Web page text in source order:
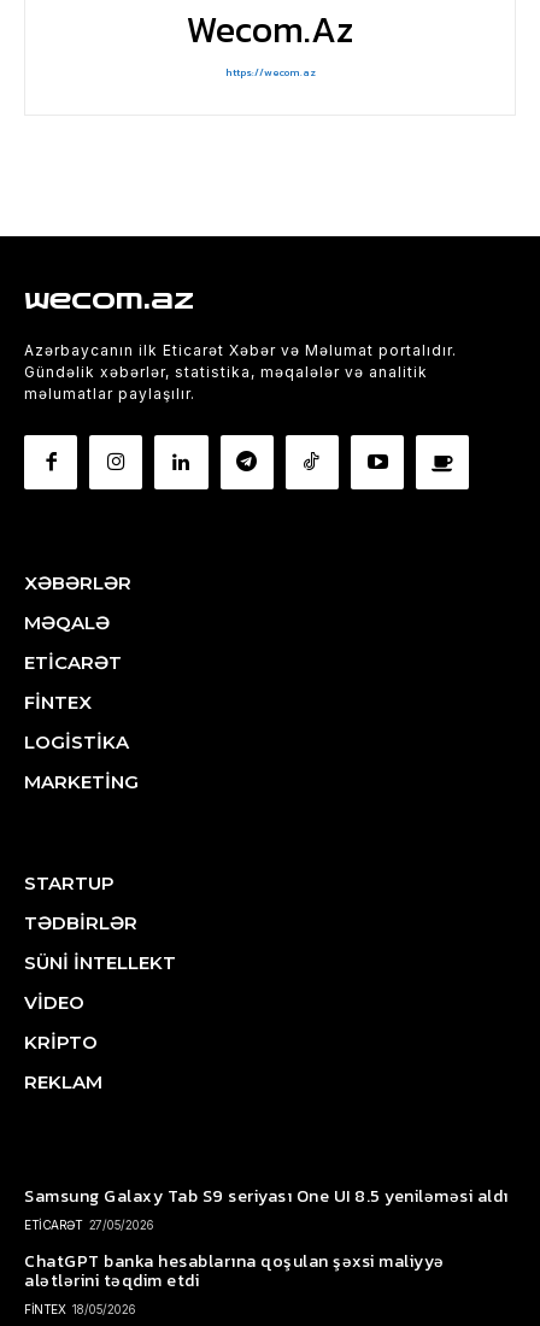
Wecom.az
https://wecom.az
wecom.az
Azərbaycanın ilk Eticarət Xəbər və Məlumat portalıdır.
Gündəlik xəbərlər, statistika, məqalələr və analitik
məlumatlar paylaşılır.
XƏBƏRLƏR
MƏQALƏ
ETİCARƏT
FİNTEX
LOGİSTİKA
MARKETİNG
STARTUP
TƏDBİRLƏR
SÜNİ İNTELLEKT
VİDEO
KRİPTO
REKLAM
Samsung Galaxy Tab S9 seriyası One UI 8.5 yeniləməsi aldı
ETİCARƏT 27/05/2026
ChatGPT banka hesablarına qoşulan şəxsi maliyyə
alətlərini təqdim etdi
FİNTEX 18/05/2026